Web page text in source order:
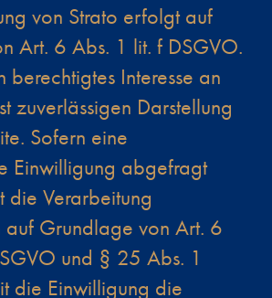
von Strato erfolgt auf
Art. 6 Abs. 1 lit. f DSGVO.
Interesse an
zuverlässigen Darstellung
Sofern eine
Einwilligung abgefragt
Verarbeitung
auf Grundlage von Art. 6
und § 25 Abs. 1
die Einwilligung die